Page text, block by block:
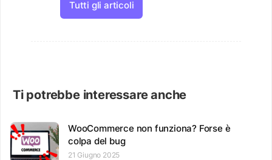
Tutti gli articoli
Ti potrebbe interessare anche
WooCommerce non funziona? Forse è
colpa del bug
21 Giugno 2025